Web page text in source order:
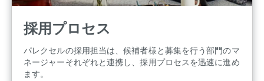
採用プロセス
パレクセルの採用担当は、候補者様と募集を行う部門のマ
ネージャーそれぞれと連携し、採用プロセスを迅速に進め
ます。